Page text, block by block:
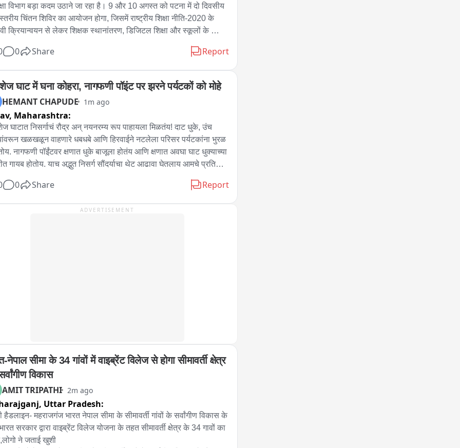
विभाग बड़ा कदम उठाने जा रहा है। 9 और 10 अगस्त को पटना में दो दिवसीय
चिंतन शिविर का आयोजन होगा, जिसमें राष्ट्रीय शिक्षा नीति-2020 के
क्रियान्वयन से लेकर शिक्षक स्थानांतरण, डिजिटल शिक्षा और स्कूलों के
9 और 10 अगस्त को शिक्षा विभाग का दो दिवसीय राज्यस्तरीय चिंतन शिविर
और प्रखंड स्तर के अधिकारी भाग लेंगे। कार्यक्रम का उद्घाटन मुख्यमंत्री
चौधरी करेंगे.\n\nचिंतन शिविर का मुख्य उद्देश्य बिहार की शिक्षा व्यवस्था को नई
देना और राष्ट्रीय शिक्षा नीति-2020 के लक्ष्यों को प्रभावी ढंग से लागू करने की
तैयार करना है। इसके साथ ही शिक्षक स्थानांतरण नियमावली, विद्यालयों में
आधारित शिक्षा और प्रशासनिक सुधारों पर भी विस्तार से चर्चा होगी.
0 Share Report
घाट में घना कोहरा, नागफणी पॉइंट पर झरने पर्यटकों को मोहे
HEMANT CHAPUDE 1m ago
Maharashtra:
घाटात निसर्गाचं रौद्र अन् नयनरम्य रूप पाहायला मिळतंय! दाट धुके, उंच
खळखळून वाहणारे धबधबे आणि हिरवाईने नटलेला परिसर पर्यटकांना भुरळ
नागफणी पॉईंटवर क्षणात धुके बाजूला होतंय आणि क्षणात अवघा घाट धुक्याच्या
गायब होतोय. याच अद्भुत निसर्ग सौंदर्याचा थेट आढावा घेतलाय आमचे प्रतिनिधी
0 Share Report
ADVERTISEMENT
नेपाल सीमा के 34 गांवों में वाइब्रेंट विलेज से होगा सीमावर्ती क्षेत्र
विकास
AMIT TRIPATHI 2m ago
Uttar Pradesh:
हैडलाइन- महराजगंज भारत नेपाल सीमा के सीमावर्ती गांवों के सर्वांगीण विकास के
सरकार द्वारा वाइब्रेंट विलेज योजना के तहत सीमावर्ती क्षेत्र के 34 गावों का
ने जताई खुशी